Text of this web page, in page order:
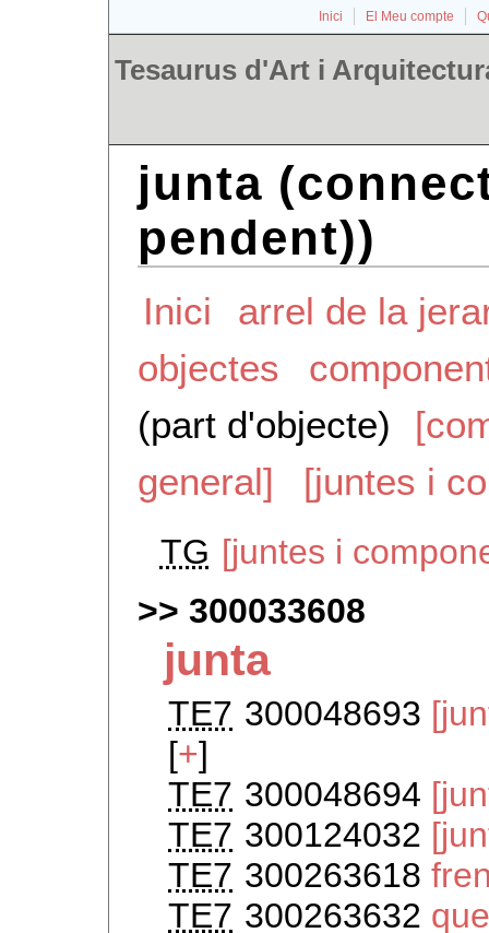
Inici El Meu compte
Tesaurus d'Art i
junta
pendent))
Inici
arrel de la
objectes
(part d'objecte)
general]
[juntes i
TG [juntes i
300033608
junta
TE7 300048693
[+]
TE7 300048694
TE7 300124032
TE7 300263618
TE7 300263632